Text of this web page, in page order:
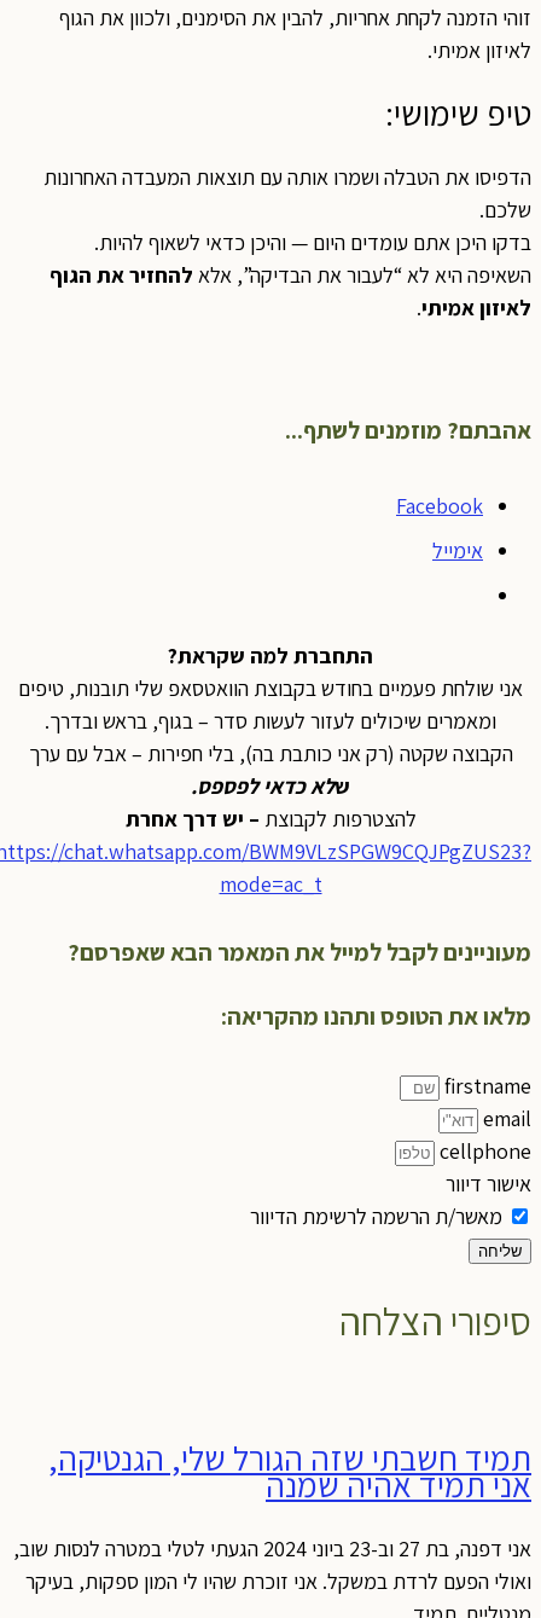
זוהי הזמנה לקחת אחריות, להבין את הסימנים, ולכוון את הגוף
לאיזון אמיתי.
טיפ שימושי:
הדפיסו את הטבלה ושמרו אותה עם תוצאות המעבדה האחרונות
שלכם.
בדקו היכן אתם עומדים היום — והיכן כדאי לשאוף להיות.
השאיפה היא לא “לעבור את הבדיקה”, אלא להחזיר את הגוף
לאיזון אמיתי.
אהבתם? מוזמנים לשתף...
Facebook
אימייל
התחברת למה שקראת?
אני שולחת פעמיים בחודש בקבוצת הוואטסאפ שלי תובנות, טיפים
ומאמרים שיכולים לעזור לעשות סדר – בגוף, בראש ובדרך.
הקבוצה שקטה (רק אני כותבת בה), בלי חפירות – אבל עם ערך
שלא כדאי לפספס.
להצטרפות לקבוצת– יש דרך אחרת
https://chat.whatsapp.com/BWM9VLzSPGW9CQJPgZUS23?
mode=ac_t
מעוניינים לקבל למייל את המאמר הבא שאפרסם?
מלאו את הטופס ותהנו מהקריאה:
firstname
email
cellphone
אישור דיוור
מאשר/ת הרשמה לרשימת הדיוור
שליחה
סיפורי הצלחה
תמיד חשבתי שזה הגורל שלי, הגנטיקה,
אני תמיד אהיה שמנה
אני דפנה, בת 27 וב-23 ביוני 2024 הגעתי לטלי במטרה לנסות שוב,
ואולי הפעם לרדת במשקל. אני זוכרת שהיו לי המון ספקות, בעיקר